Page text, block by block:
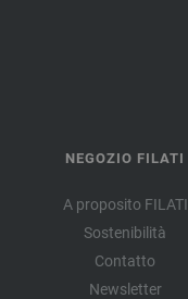
NEGOZIO FILATI
A proposito FILATI
Sostenibilità
Contatto
Newsletter